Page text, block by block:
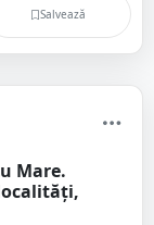
Salvează
Mare.